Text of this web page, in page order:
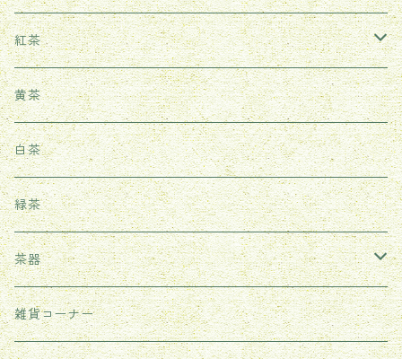
鳳凰単叢
鉄観音
台湾ウーロン茶
生茶
熟茶
紅茶
武夷紅茶
雲南紅茶
祁門紅茶（世界三大紅茶の一つ）
黄茶
白茶
緑茶
茶器
耐熱ガラス茶器
雑貨コーナー